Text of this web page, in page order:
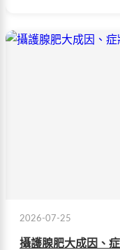
2026-07-25
攝護腺肥大成因、